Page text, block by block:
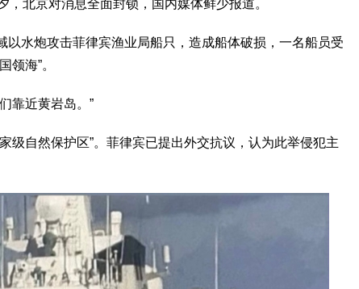
，北京对消息全面封锁，国内媒体鲜少报道。
以水炮攻击菲律宾渔业局船只，造成船体破损，一名船员受
领海”。
靠近黄岩岛。”
级自然保护区”。菲律宾已提出外交抗议，认为此举侵犯主